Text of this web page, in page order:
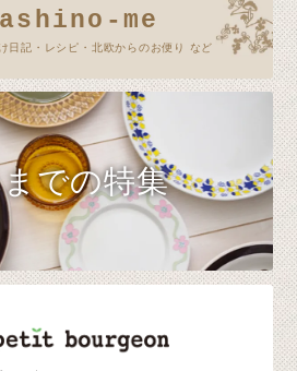
me
日記・レシピ・北欧からのお便り など
での特集